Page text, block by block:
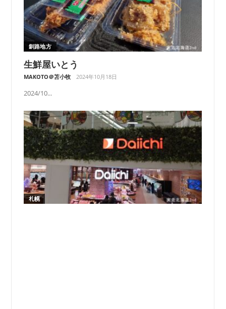
釧路地方
生鮮屋いとう
MAKOTO＠苫小牧 2024年10月18日
2024/10...
札幌